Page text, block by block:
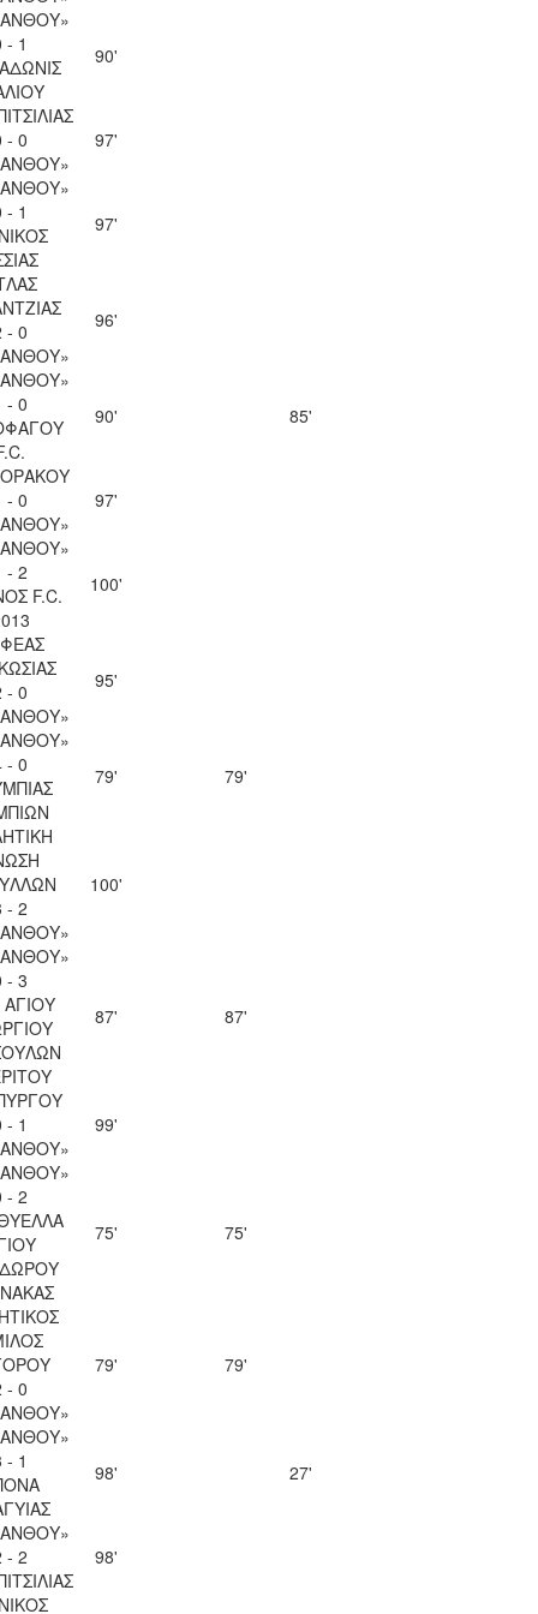
- 1
90'
- 0
97'
- 1
97'
- 0
96'
- 0
90' 85'
- 0
97'
- 2
F.C.
100'
- 0
95'
- 0
79' 79'
- 2
100'
- 3
87' 87'
- 1
99'
- 2
75' 75'
- 0
79' 79'
- 1
98' 27'
- 2
98'